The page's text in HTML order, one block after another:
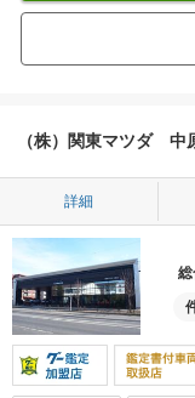
（株）関東マツダ 中
詳細